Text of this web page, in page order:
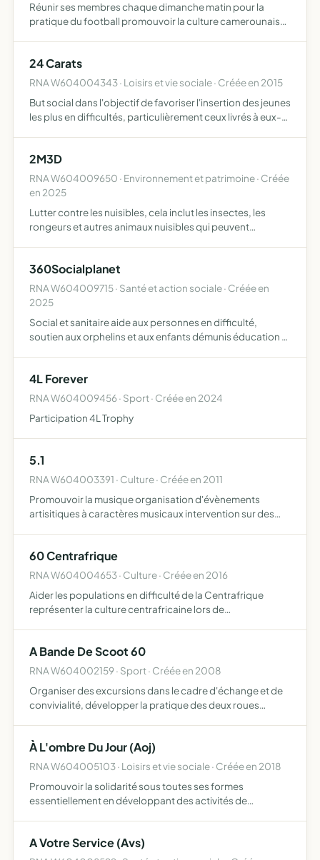
Réunir ses membres chaque dimanche matin pour la
pratique du football promouvoir la culture camerounaise
24 Carats
RNA W604004343 · Loisirs et vie sociale · Créée en 2015
But social dans l'objectif de favoriser l'insertion des jeunes
les plus en difficultés, particulièrement ceux livrés à eux-
2M3D
RNA W604009650 · Environnement et patrimoine · Créée
en 2025
Lutter contre les nuisibles, cela inclut les insectes, les
rongeurs et autres animaux nuisibles qui peuvent
360Socialplanet
RNA W604009715 · Santé et action sociale · Créée en
2025
Social et sanitaire aide aux personnes en difficulté,
soutien aux orphelins et aux enfants démunis éducation et
4L Forever
RNA W604009456 · Sport · Créée en 2024
Participation 4L Trophy
5.1
RNA W604003391 · Culture · Créée en 2011
Promouvoir la musique organisation d'évènements
artisitiques à caractères musicaux intervention sur des
60 Centrafrique
RNA W604004653 · Culture · Créée en 2016
Aider les populations en difficulté de la Centrafrique
représenter la culture centrafricaine lors de
A Bande De Scoot 60
RNA W604002159 · Sport · Créée en 2008
Organiser des excursions dans le cadre d'échange et de
convivialité, développer la pratique des deux roues
préve…
À L'ombre Du Jour (Aoj)
RNA W604005103 · Loisirs et vie sociale · Créée en 2018
Promouvoir la solidarité sous toutes ses formes
essentiellement en développant des activités de
famille elle…
A Votre Service (Avs)